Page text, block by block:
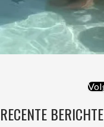
RECENTE